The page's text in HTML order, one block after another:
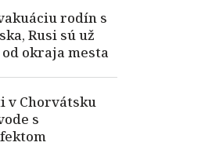
rodín s
Rusi sú už
okraja mesta
v Chorvátsku
s